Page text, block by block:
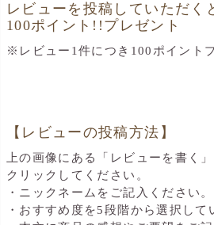
レビューを投稿していただく
100ポイント!!プレゼント
※レビュー1件につき100ポイント
【レビューの投稿方法】
上の画像にある「レビューを書く
クリックしてください。
・ニックネームをご記入ください。
・おすすめ度を5段階から選択して